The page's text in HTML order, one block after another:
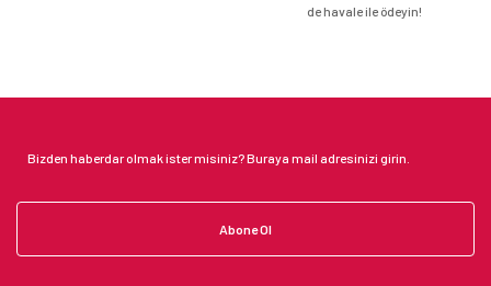
de havale ile ödeyin!
Abone Ol